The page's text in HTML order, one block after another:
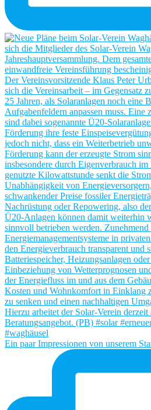
Ein paar Impressionen von unserem